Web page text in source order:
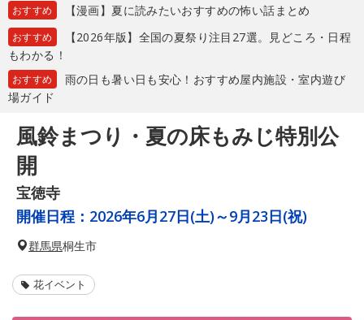
おすすめ 【漫画】夏に読みたいおすすめの怖い話まとめ
おすすめ
【2026年版】全国の夏祭り注目27選。見どころ・日程
もわかる！
おすすめ
雨の日も暑い日も安心！おすすめ屋内施設・室内遊び
場ガイド
風鈴まつり・夏の床もみじ特別公
開
宝徳寺
開催日程： 2026年6月27日(土)～9月23日(祝)
群馬県桐生市
花イベント